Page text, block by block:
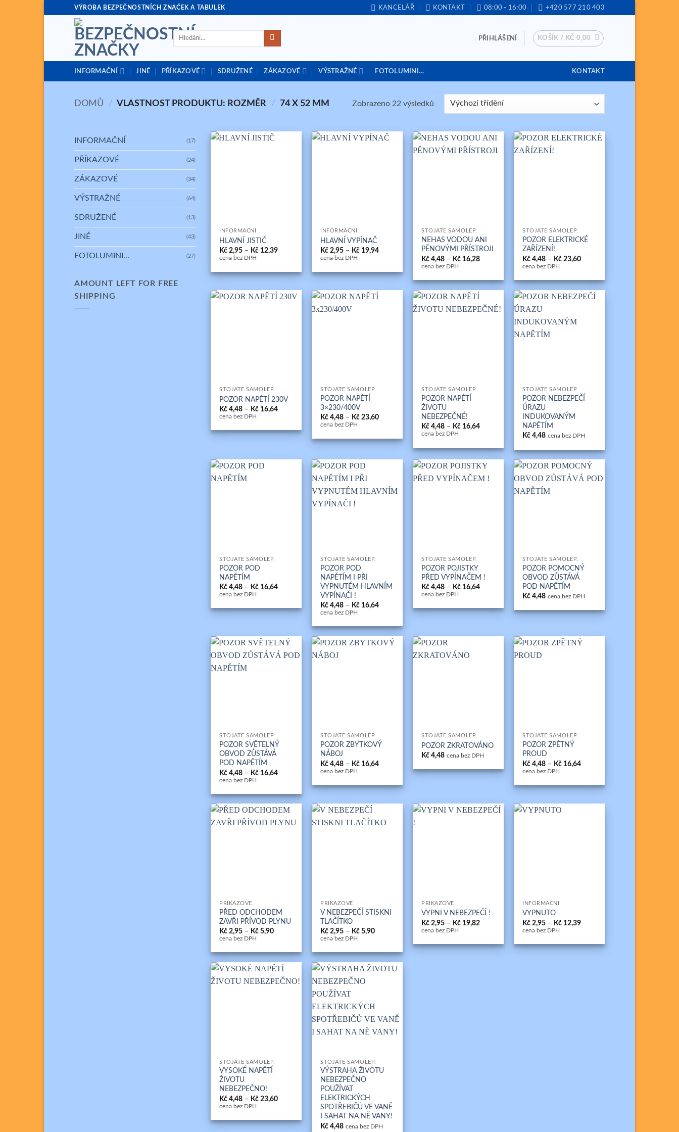
PřeskočitVÝROBA BEZPEČNOSTNÍCH ZNAČEK A TABULEK KANCELÁŘ KONTAKT 08:00 - 16:00 +420 577 210 403
Hledat:
PŘIHLÁŠENÍ KOŠÍK / KČ 0,00
INFORMAČNÍ JINÉ PŘÍKAZOVÉ SDRUŽENÉ ZÁKAZOVÉ VÝSTRAŽNÉ FOTOLUMINI… KONTAKT
DOMŮ / VLASTNOST PRODUKTU: ROZMĚR / 74 X 52 MM Zobrazeno 22 výsledků
INFORMAČNÍ (17)
PŘÍKAZOVÉ (24)
ZÁKAZOVÉ (34)
VÝSTRAŽNÉ (64)
SDRUŽENÉ (13)
JINÉ (43)
FOTOLUMINI... (27)
AMOUNT LEFT FOR FREE
SHIPPING
INFORMAČNÍ
HLAVNÍ JISTIČ
Kč 2,95 – Kč 12,39Rozpětí
až
Kč 12,39
cena bez DPH
INFORMAČNÍ
HLAVNÍ VYPÍNAČ
Kč 2,95 – Kč 19,94Rozpětí
až
Kč 19,94
cena bez DPH
STOJATÉ SAMOLEP.
NEHAS VODOU ANI
PĚNOVÝMI PŘÍSTROJI
Kč 4,48 – Kč 16,28Rozpětí
až
cena bez DPH
STOJATÉ SAMOLEP.
POZOR ELEKTRICKÉ
ZAŘÍZENÍ!
Kč 4,48 – Kč 23,60Rozpětí
až
cena bez DPH
STOJATÉ SAMOLEP.
POZOR NAPĚTÍ 230V
Kč 4,48 – Kč 16,64Rozpětí
až
Kč 16,64
cena bez DPH
STOJATÉ SAMOLEP.
POZOR NAPĚTÍ
3×230/400V
Kč 4,48 – Kč 23,60Rozpětí
až
Kč 23,60
cena bez DPH
STOJATÉ SAMOLEP.
POZOR NAPĚTÍ
ŽIVOTU
NEBEZPEČNÉ!
Kč 4,48 – Kč 16,64Rozpětí
až
Kč 16,64
cena bez DPH
STOJATÉ SAMOLEP.
POZOR NEBEZPEČÍ
ÚRAZU
INDUKOVANÝM
NAPĚTÍM
Kč 4,48 cena bez DPH
STOJATÉ SAMOLEP.
POZOR POD
NAPĚTÍM
Kč 4,48 – Kč 16,64Rozpětí
až
Kč 16,64
cena bez DPH
STOJATÉ SAMOLEP.
POZOR POD
NAPĚTÍM I PŘI
VYPNUTÉM HLAVNÍM
VYPÍNAČI !
Kč 4,48 – Kč 16,64Rozpětí
až
cena bez DPH
STOJATÉ SAMOLEP.
POZOR POJISTKY
PŘED VYPÍNAČEM !
Kč 4,48 – Kč 16,64Rozpětí
až
Kč 16,64
cena bez DPH
STOJATÉ SAMOLEP.
POZOR POMOCNÝ
OBVOD ZŮSTÁVÁ
POD NAPĚTÍM
Kč 4,48 cena bez DPH
STOJATÉ SAMOLEP.
POZOR SVĚTELNÝ
OBVOD ZŮSTÁVÁ
POD NAPĚTÍM
Kč 4,48 – Kč 16,64Rozpětí
až
Kč 16,64
cena bez DPH
STOJATÉ SAMOLEP.
POZOR ZBYTKOVÝ
NÁBOJ
Kč 4,48 – Kč 16,64Rozpětí
až
Kč 16,64
cena bez DPH
STOJATÉ SAMOLEP.
POZOR ZKRATOVÁNO
Kč 4,48 cena bez DPH
STOJATÉ SAMOLEP.
POZOR ZPĚTNÝ
PROUD
Kč 4,48 – Kč 16,64Rozpětí
až
Kč 16,64
cena bez DPH
PŘÍKAZOVÉ
PŘED ODCHODEM
ZAVŘI PŘÍVOD PLYNU
Kč 2,95 – Kč 5,90Rozpětí
až
cena bez DPH
PŘÍKAZOVÉ
V NEBEZPEČÍ STISKNI
TLAČÍTKO
Kč 2,95 – Kč 5,90Rozpětí
až
cena bez DPH
PŘÍKAZOVÉ
VYPNI V NEBEZPEČÍ !
Kč 2,95 – Kč 19,82Rozpětí
až
Kč 19,82
cena bez DPH
INFORMAČNÍ
VYPNUTO
Kč 2,95 – Kč 12,39Rozpětí
až
Kč 12,39
cena bez DPH
STOJATÉ SAMOLEP.
VYSOKÉ NAPĚTÍ
ŽIVOTU
NEBEZPEČNO!
Kč 4,48 – Kč 23,60Rozpětí
až
Kč 23,60
cena bez DPH
STOJATÉ SAMOLEP.
VÝSTRAHA ŽIVOTU
NEBEZPEČNO
POUŽÍVAT
ELEKTRICKÝCH
SPOTŘEBIČŮ VE VANĚ
I SAHAT NA NĚ VANY!
Kč 4,48 cena bez DPH